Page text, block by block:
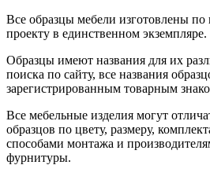
Все образцы мебели изготовлены
проекту в единственном экземпляре.
Образцы имеют названия для их
поиска по сайту, все названия
зарегистрированным товарным
Все мебельные изделия могут
образцов по цвету, размеру,
способами монтажа и
фурнитуры.